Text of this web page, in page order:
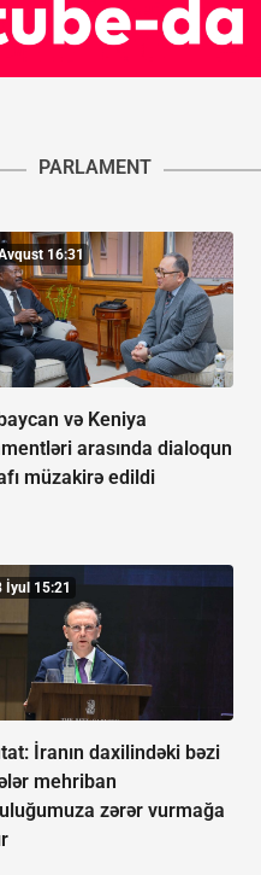
PARLAMENT
16:31
və Keniya
arasında dialoqun
müzakirə edildi
İyul 15:21
İranın daxilindəki bəzi
mehriban
zərər vurmağa